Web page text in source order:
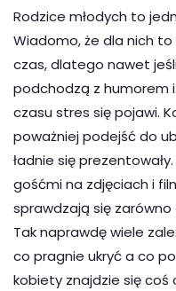
Rodzice młodych to
Wiadomo, że dla nich
czas, dlatego nawet
podchodzą z humorem
czasu stres się pojawi.
poważniej podejść do
ładnie się
gośćmi na zdjęciach i
sprawdzają się zarówno
Tak naprawdę wiele
co pragnie ukryć a co
kobiety znajdzie się coś